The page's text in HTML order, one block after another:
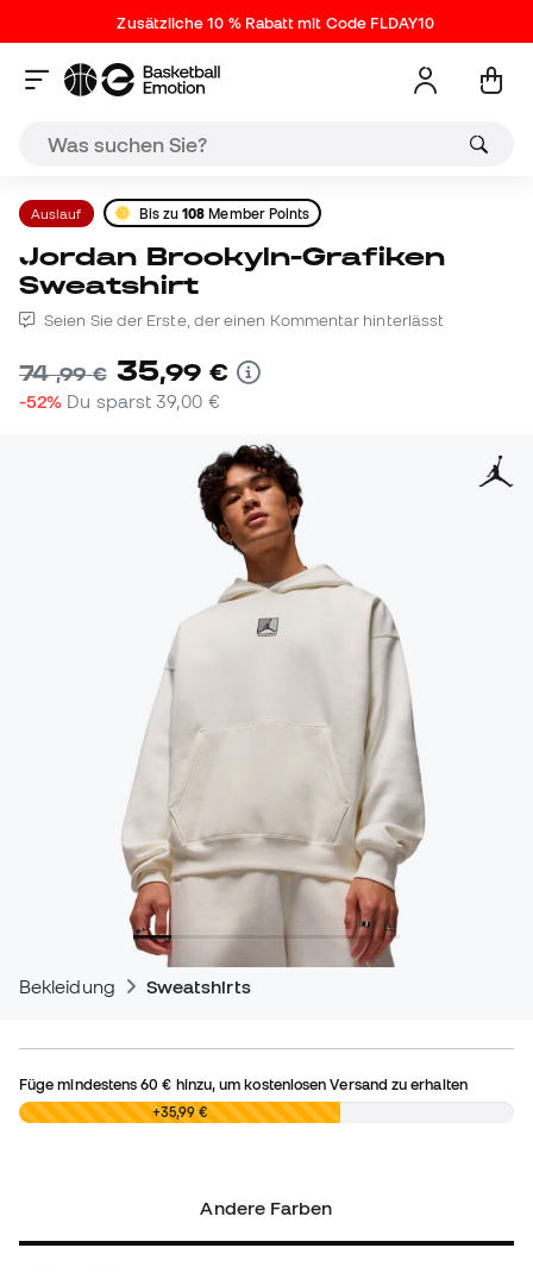
Zusätzliche 10 % Rabatt mit Code FLDAY10
Auslauf Bis zu108 Member Points
Jordan Brookyln-Grafiken
Sweatshirt
Seien Sie der Erste, der einen Kommentar hinterlässt
74,99 € 35,99 €
-52% Du sparst39,00 €
Bekleidung Sweatshirts
Füge mindestens60 € hinzu, um kostenlosen Versand zu erhalten
0,00 € +35,99 €
Andere Farben